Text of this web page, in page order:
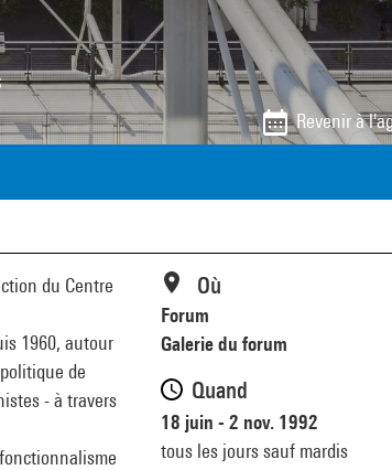
Revenir à
du Centre
1960, autour
de
- à travers
Où
Forum
Galerie du forum
Quand
18 juin - 2 nov. 1992
tous les jours sauf mardis